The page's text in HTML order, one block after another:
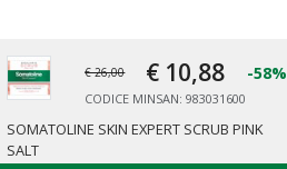
€ 26,00 € 10,88 -58%
CODICE MINSAN: 983031600
SOMATOLINE SKIN EXPERT SCRUB PINK
SALT